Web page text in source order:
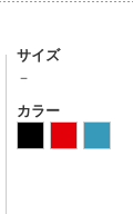
サイズ
－
カラー